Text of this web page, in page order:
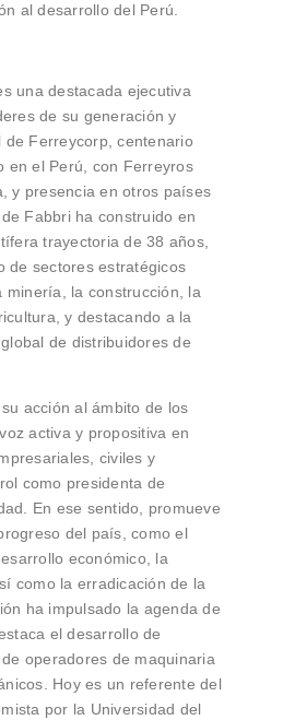
al desarrollo del Perú.
una destacada ejecutiva
de su generación y
Ferreycorp, centenario
en el Perú, con Ferreyros
y presencia en otros países
Fabbri ha construido en
trayectoria de 38 años,
de sectores estratégicos
minería, la construcción, la
y destacando a la
de distribuidores de
acción al ámbito de los
activa y propositiva en
civiles y
como presidenta de
En ese sentido, promueve
del país, como el
económico, la
como la erradicación de la
ha impulsado la agenda de
el desarrollo de
operadores de maquinaria
Hoy es un referente del
por la Universidad del